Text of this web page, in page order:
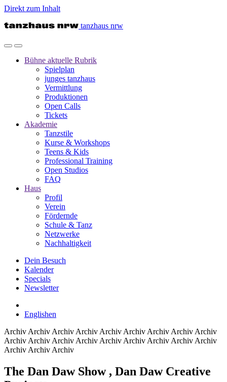
Direkt zum Inhalt
tanzhaus nrw
Bühne aktuelle Rubrik
Spielplan
junges tanzhaus
Vermittlung
Produktionen
Open Calls
Tickets
Akademie
Tanzstile
Kurse & Workshops
Teens & Kids
Professional Training
Open Studios
FAQ
Haus
Profil
Verein
Fördernde
Schule & Tanz
Netzwerke
Nachhaltigkeit
Dein Besuch
Kalender
Specials
Newsletter
Englishen
Archiv Archiv Archiv Archiv Archiv Archiv Archiv Archiv Archiv
Archiv Archiv Archiv Archiv Archiv Archiv Archiv Archiv Archiv
Archiv Archiv Archiv
The Dan Daw Show , Dan Daw Creative